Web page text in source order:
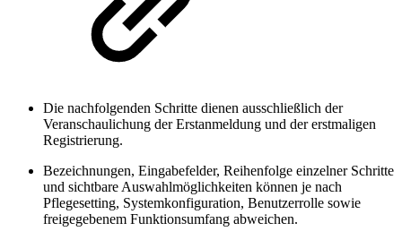
Die nachfolgenden Schritte dienen ausschließlich der
Veranschaulichung der Erstanmeldung und der erstmaligen
Registrierung.
Bezeichnungen, Eingabefelder, Reihenfolge einzelner Schritte
und sichtbare Auswahlmöglichkeiten können je nach
Pflegesetting, Systemkonfiguration, Benutzerrolle sowie
freigegebenem Funktionsumfang abweichen.